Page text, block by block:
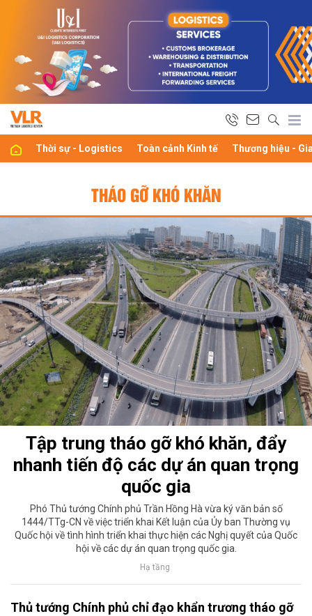
Thời sự - Logistics Toàn cảnh Kinh tế Thương hiệu -
THÁO GỠ KHÓ KHĂN
Tập trung tháo gỡ khó khăn, đẩy
nhanh tiến độ các dự án quan trọng
quốc gia
Phó Thủ tướng Chính phủ Trần Hồng Hà vừa ký văn bản số
1444/TTg-CN về việc triển khai Kết luận của Ủy ban Thường vụ
Quốc hội về tình hình triển khai thực hiện các Nghị quyết của Quốc
hội về các dự án quan trọng quốc gia.
Hạ tầng
Thủ tướng Chính phủ chỉ đạo khẩn trương tháo gỡ